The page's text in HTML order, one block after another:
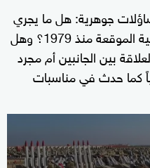
جوهرية: هل ما يجري
يهدد فعلياً معاهدة السلام التاريخية الموقعة منذ 1979؟ وهل
بين الجانبين أم مجرد
كما حدث في مناسبات
seconds
of